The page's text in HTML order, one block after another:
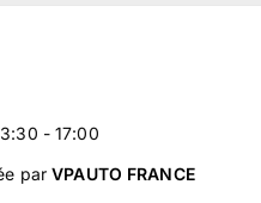
- 17:00
parVPAUTO FRANCE